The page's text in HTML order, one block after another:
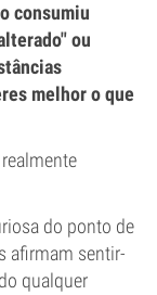
consumiu
ou
melhor o que
do ponto de
afirmam sentir-
qualquer